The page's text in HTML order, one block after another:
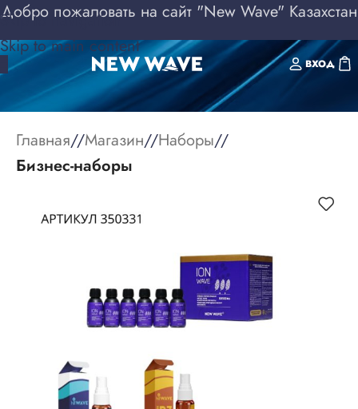
Skip to navigation
Skip to main content
Добро пожаловать на сайт "New Wave" Казахстан
ВХОД
Главная/ Магазин/ Наборы/
Бизнес-наборы